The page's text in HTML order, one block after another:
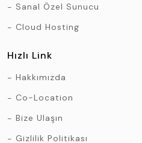
Sanal Özel Sunucu
Cloud Hosting
Hızlı Link
Hakkımızda
Co-Location
Bize Ulaşın
Gizlilik Politikası